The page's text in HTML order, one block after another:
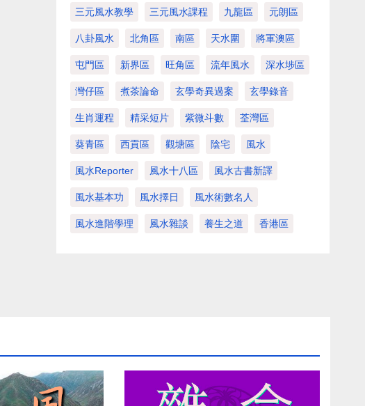
三元風水教學 三元風水課程 九龍區 元朗區
八卦風水 北角區 南區 天水圍 將軍澳區
屯門區 新界區 旺角區 流年風水 深水埗區
灣仔區 煮茶論命 玄學奇異過案 玄學錄音
生肖運程 精采短片 紫微斗數 荃灣區
葵青區 西貢區 觀塘區 陰宅 風水
風水Reporter 風水十八區 風水古書新譯
風水基本功 風水擇日 風水術數名人
風水進階學理 風水雜談 養生之道 香港區